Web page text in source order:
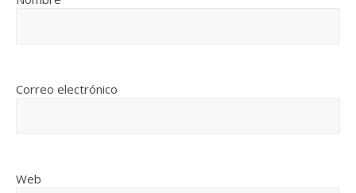
Correo electrónico
Web